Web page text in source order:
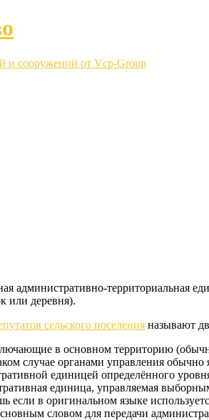
и сооружений от Vcp-Group
административно-территориальная
или деревня).
сельского поселения называют
в основном территорию
случае органами управления
единицей определённого
единица, управляемая
в оригинальном языке
словом для передачи